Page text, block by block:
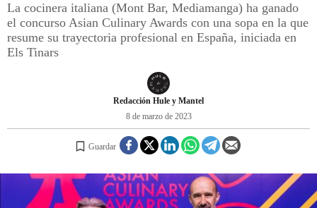
ÍDOLOS DE MESAS
CUADERNO DE VIAJE
REGISTRO
INICIAR SESIÓN
La cocinera italiana (Mont Bar, Mediamanga) ha ganado
el concurso Asian Culinary Awards con una sopa en la que
resume su trayectoria profesional en España, iniciada en
Els Tinars
Redacción Hule y Mantel
8 de marzo de 2023
Guardar